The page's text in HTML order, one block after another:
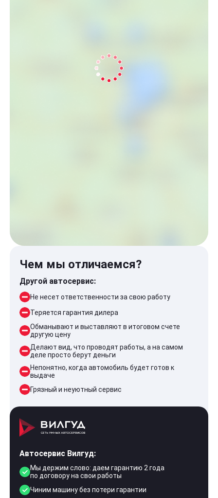
Чем мы отличаемся?
Другой автосервис:
Не несет ответственности за свою работу
Теряется гарантия дилера
Обманывают и выставляют в итоговом счете
другую цену
Делают вид, что проводят работы, а на самом
деле просто берут деньги
Непонятно, когда автомобиль будет готов к
выдаче
Грязный и неуютный сервис
Автосервис Вилгуд:
Мы держим слово: даем гарантию 2 года
по договору на свои работы
Чиним машину без потери гарантии